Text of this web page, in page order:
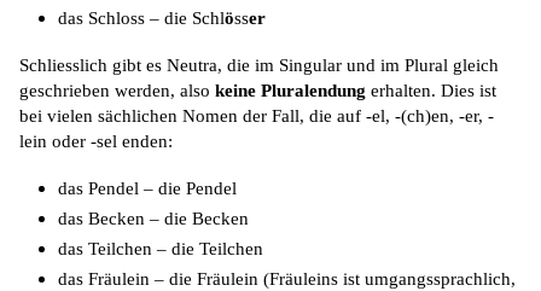
das Schloss – die Schlösser
Schliesslich gibt es Neutra, die im Singular und im Plural gleich
geschrieben werden, alsokeine Pluralendung erhalten. Dies ist
bei vielen sächlichen Nomen der Fall, die auf -el, -(ch)en, -er, -
lein oder -sel enden:
das Pendel – die Pendel
das Becken – die Becken
das Teilchen – die Teilchen
das Fräulein – die Fräulein (Fräuleins ist umgangssprachlich,